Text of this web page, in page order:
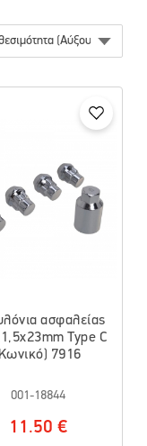
ασφαλείας
Type C
7916
001-18844
11.50 €